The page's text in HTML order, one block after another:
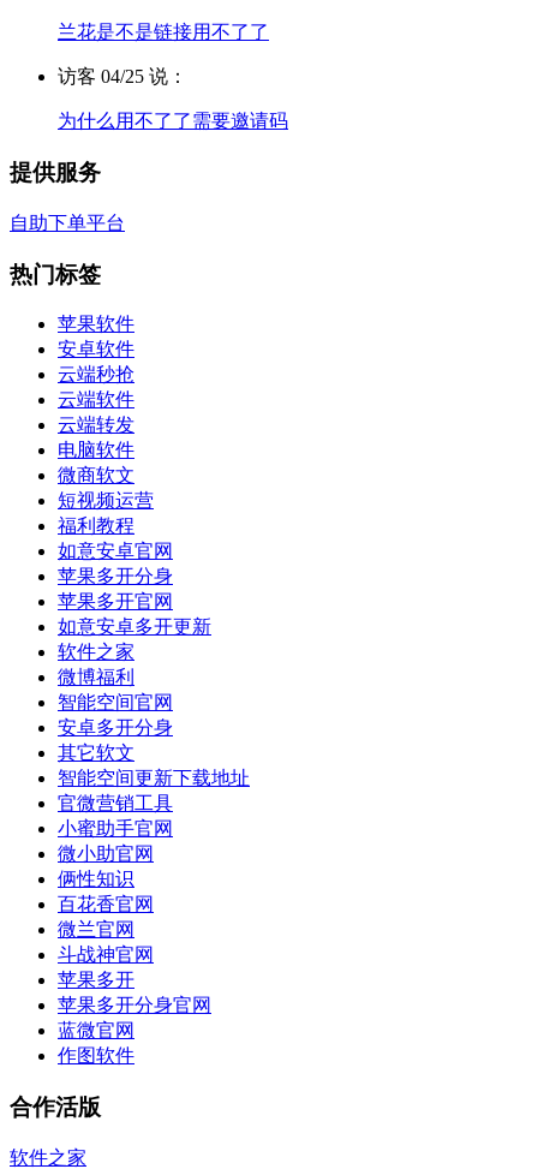
兰花是不是链接用不了了
访客 04/25 说：
为什么用不了了需要邀请码
提供服务
自助下单平台
热门标签
苹果软件
安卓软件
云端秒抢
云端软件
云端转发
电脑软件
微商软文
短视频运营
福利教程
如意安卓官网
苹果多开分身
苹果多开官网
如意安卓多开更新
软件之家
微博福利
智能空间官网
安卓多开分身
其它软文
智能空间更新下载地址
官微营销工具
小蜜助手官网
微小助官网
俩性知识
百花香官网
微兰官网
斗战神官网
苹果多开
苹果多开分身官网
蓝微官网
作图软件
合作活版
软件之家